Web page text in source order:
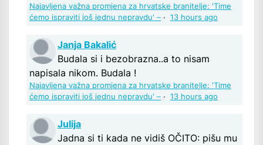
Najavljena važna promjena za hrvatske branitelje: 'Time
ćemo ispraviti još jednu nepravdu' – · 13 hours ago
Janja Bakalić
Budala si i bezobrazna..a to nisam
napisala nikom. Budala !
Najavljena važna promjena za hrvatske branitelje: 'Time
ćemo ispraviti još jednu nepravdu' – · 13 hours ago
Julija
Jadna si ti kada ne vidiš OČITO: pišu mu